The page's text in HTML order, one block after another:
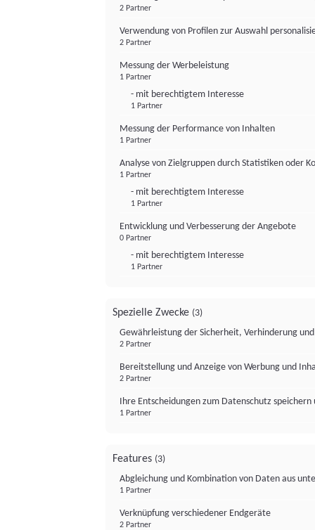
2 Partner
Verwendung von Profilen zur Auswahl
2 Partner
Messung der Werbeleistung
1 Partner
- mit berechtigtem Interesse
1 Partner
Messung der Performance von Inhalten
1 Partner
Analyse von Zielgruppen durch Statistiken oder
1 Partner
- mit berechtigtem Interesse
1 Partner
Entwicklung und Verbesserung der Angebote
0 Partner
- mit berechtigtem Interesse
1 Partner
Spezielle Zwecke (3)
Gewährleistung der Sicherheit, Verhinderung
2 Partner
Bereitstellung und Anzeige von Werbung und
2 Partner
Ihre Entscheidungen zum Datenschutz
1 Partner
Features (3)
Abgleichung und Kombination von Daten aus
1 Partner
Verknüpfung verschiedener Endgeräte
2 Partner